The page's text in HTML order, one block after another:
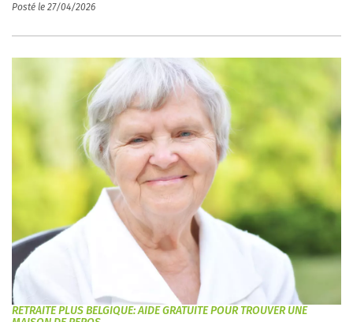
Posté le 27/04/2026
RETRAITE PLUS BELGIQUE: AIDE GRATUITE POUR TROUVER UNE